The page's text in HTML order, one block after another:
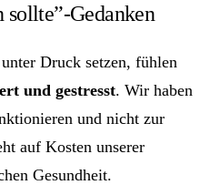
sollte”-Gedanken
Druck setzen, fühlen
und gestresst. Wir haben
und nicht zur
auf Kosten unserer
Gesundheit.